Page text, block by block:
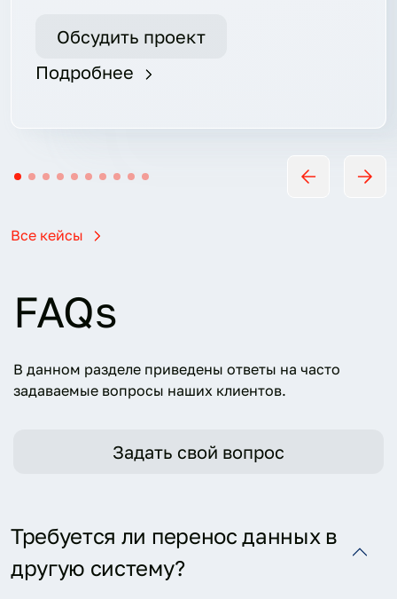
Обсудить проект
Подробнее
Все кейсы
FAQs
В данном разделе приведены ответы на часто
задаваемые вопросы наших клиентов.
Задать свой вопрос
Требуется ли перенос данных в
другую систему?